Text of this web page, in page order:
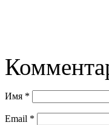
Имя *
Email *